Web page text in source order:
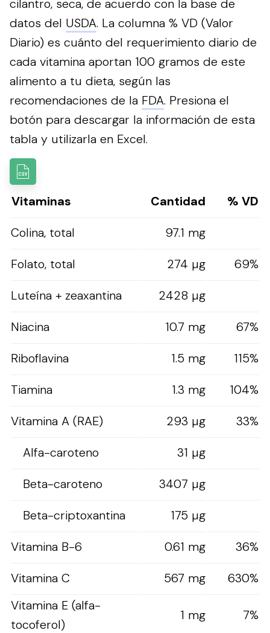
cilantro, seca, de acuerdo con la base de
datos del USDA. La columna % VD (Valor
Diario) es cuánto del requerimiento diario de
cada vitamina aportan 100 gramos de este
alimento a tu dieta, según las
recomendaciones de la FDA. Presiona el
botón para descargar la información de esta
tabla y utilizarla en Excel.
Vitaminas Cantidad
% VD
Colina, total
97.1 mg
Folato, total
274 µg
69%
Luteína + zeaxantina
2428 µg
Niacina
10.7 mg
67%
Riboflavina
1.5 mg
115%
Tiamina
1.3 mg
104%
Vitamina A (RAE)
293 µg
33%
Alfa-caroteno
31 µg
Beta-caroteno
3407 µg
Beta-criptoxantina
175 µg
Vitamina B-6
0.61 mg
36%
Vitamina C
567 mg
630%
Vitamina E (alfa-
tocoferol)
1 mg 7%